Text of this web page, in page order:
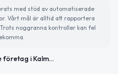
med stöd av automatiserade
Vårt mål är alltid att rapportera
noggranna kontroller kan fel
8 konkursade företag i Kalmar län i mars 2026